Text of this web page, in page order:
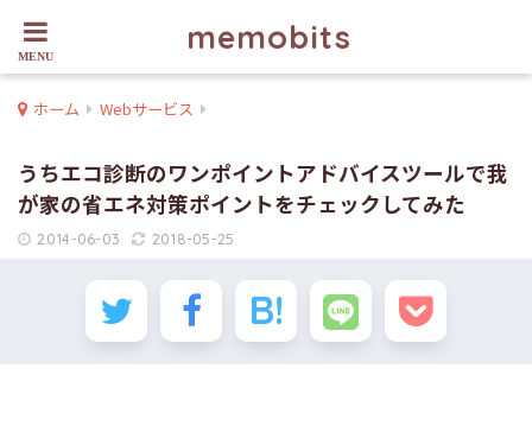
memobits
ホーム Webサービス
うちエコ診断のワンポイントアドバイスツールで我
が家の省エネ対策ポイントをチェックしてみた
2014-06-03 2018-05-25